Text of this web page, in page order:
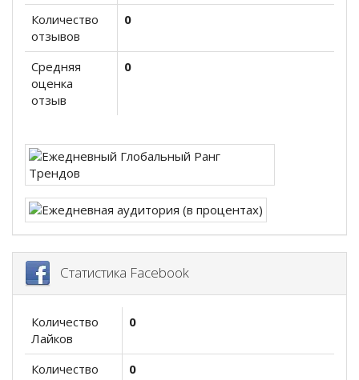
Количество
отзывов
0
Средняя
оценка
отзыв
0
Статистика Facebook
Количество
Лайков
0
Количество
0